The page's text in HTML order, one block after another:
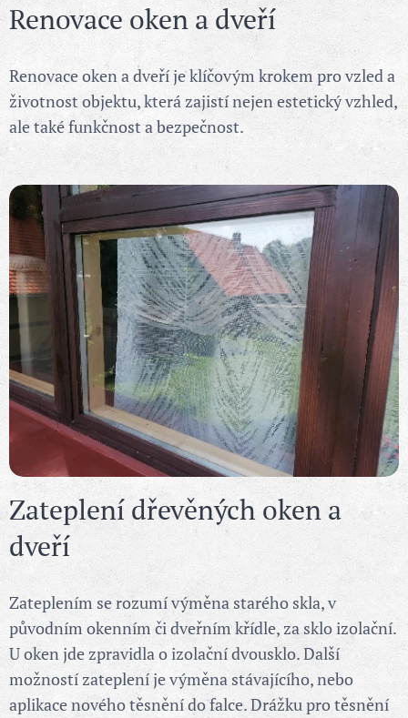
Renovace oken a dveří
Renovace oken a dveří je klíčovým krokem pro vzled a
životnost objektu, která zajistí nejen estetický vzhled,
ale také funkčnost a bezpečnost.
Zateplení dřevěných oken a
dveří
Zateplením se rozumí výměna starého skla, v
původním okenním či dveřním křídle, za sklo izolační.
U oken jde zpravidla o izolační dvousklo. Další
možností zateplení je výměna stávajícího, nebo
aplikace nového těsnění do falce. Drážku pro těsnění